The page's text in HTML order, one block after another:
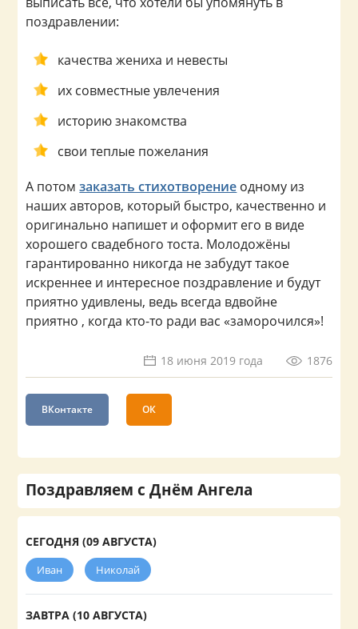
поздравлении:
качества жениха и невесты
их совместные увлечения
историю знакомства
свои теплые пожелания
А потомзаказать стихотворение одному из
наших авторов, который быстро, качественно и
оригинально напишет и оформит его в виде
хорошего свадебного тоста. Молодожёны
гарантированно никогда не забудут такое
искреннее и интересное поздравление и будут
приятно удивлены, ведь всегда вдвойне
приятно , когда кто-то ради вас «заморочился»!
18 июня 2019 года 1876
ВКонтакте ОК
Поздравляем с Днём Ангела
СЕГОДНЯ (09 АВГУСТА)
Иван Николай
ЗАВТРА (10 АВГУСТА)